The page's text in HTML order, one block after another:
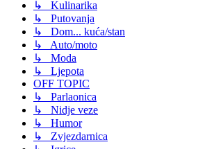
↳ Kulinarika
↳ Putovanja
↳ Dom... kuća/stan
↳ Auto/moto
↳ Moda
↳ Ljepota
OFF TOPIC
↳ Parlaonica
↳ Nidje veze
↳ Humor
↳ Zvjezdarnica